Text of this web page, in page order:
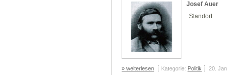
Josef Auer
Standort
» weiterlesen Kategorie: Politik 20.